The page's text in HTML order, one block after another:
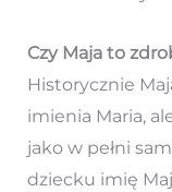
Czy Maja to
Historycznie
imienia Maria,
jako w pełni
dziecku imię